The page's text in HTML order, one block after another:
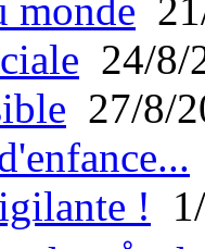
monde
24/8/
27/8/
!